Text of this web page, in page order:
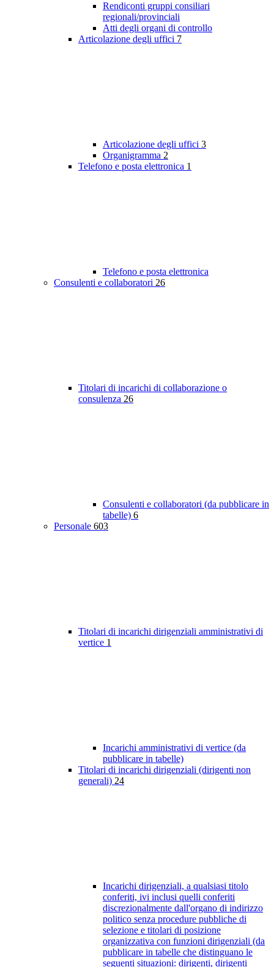
Rendiconti gruppi consiliari
regionali/provinciali
Atti degli organi di controllo
Articolazione degli uffici 7
Articolazione degli uffici 3
Organigramma 2
Telefono e posta elettronica 1
Telefono e posta elettronica
Consulenti e collaboratori 26
Titolari di incarichi di collaborazione o
consulenza 26
Consulenti e collaboratori (da pubblicare in
tabelle) 6
Personale 603
Titolari di incarichi dirigenziali amministrativi di
vertice 1
Incarichi amministrativi di vertice (da
pubblicare in tabelle)
Titolari di incarichi dirigenziali (dirigenti non
generali) 24
Incarichi dirigenziali, a qualsiasi titolo
conferiti, ivi inclusi quelli conferiti
discrezionalmente dall'organo di indirizzo
politico senza procedure pubbliche di
selezione e titolari di posizione
organizzativa con funzioni dirigenziali (da
pubblicare in tabelle che distinguano le
seguenti situazioni: dirigenti, dirigenti